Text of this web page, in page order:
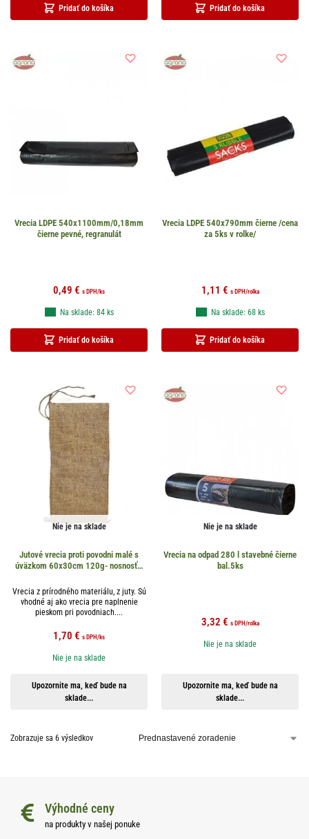
Pridať do košíka Pridať do košíka
Vrecia LDPE 540x1100mm/0,18mm
čierne pevné, regranulát
0,49 € s DPH /ks
Pridať do košíka
Na sklade: 84 ks
Vrecia LDPE 540x790mm čierne /cena
za 5ks v rolke/
1,11 € s DPH /rolka
Pridať do košíka
Na sklade: 68 ks
Nie je na sklade
Jutové vrecia proti povodni malé s
úväzkom 60x30cm 120g- nosnosť…
Vrecia z prírodného materiálu, z juty. Sú
vhodné aj ako vrecia pre naplnenie
pieskom pri povodniach....
1,70 € s DPH /ks
Upozornite ma, keď bude na
sklade...
Nie je na sklade
Nie je na sklade
Vrecia na odpad 280 l stavebné čierne
bal.5ks
3,32 € s DPH /rolka
Upozornite ma, keď bude na
sklade...
Nie je na sklade
Zobrazuje sa 6 výsledkov
Výhodné ceny
na produkty v našej ponuke